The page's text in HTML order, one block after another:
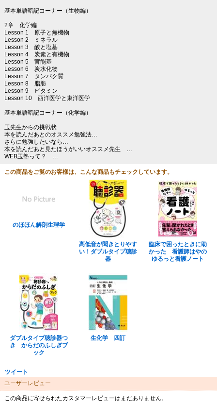
基本単語暗記コーナー（生物編）
2章 化学編
Lesson 1 原子と無機物
Lesson 2 ミネラル
Lesson 3 酸と塩基
Lesson 4 炭素と有機物
Lesson 5 官能基
Lesson 6 炭水化物
Lesson 7 タンパク質
Lesson 8 脂肪
Lesson 9 ビタミン
Lesson 10 西洋医学と東洋医学
基本単語暗記コーナー（化学編）
玉先生からの挑戦状
本を読んだあとのオススメ勉強法…
さらに勉強したいなら…
本を読んだあと見たほうがいいオススメ先生 …
WEB玉塾って？ …
この商品をご覧のお客様は、こんな商品もチェックしています。
のほほん解剖生理学
高低音が聞きとりやす
い！ダブルタイプ聴診
器
臨床で困ったときに助
かった 看護師はやの
ゆるっと看護ノート
ダブルタイプ聴診器つ
き からだのふしぎブ
ック
生化学 四訂
ツイート
ユーザーレビュー
この商品に寄せられたカスタマーレビューはまだありません。